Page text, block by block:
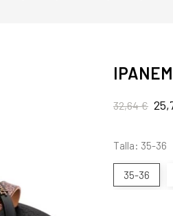
32,64 €
Talla: 35-36
35-36